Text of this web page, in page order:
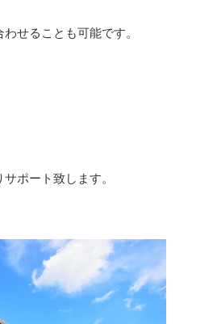
せることも可能です。
ポート致します。